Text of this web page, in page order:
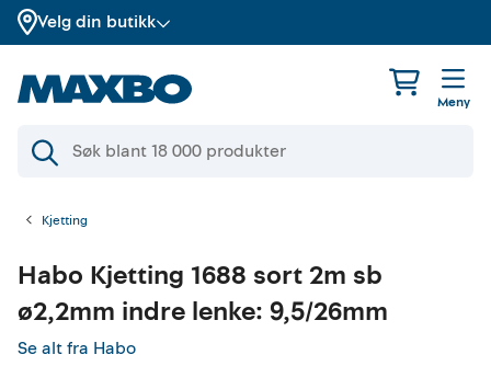
Velg din butikk
Meny
Kjetting
Habo Kjetting 1688 sort 2m sb
ø2,2mm indre lenke: 9,5/26mm
Se alt fra Habo